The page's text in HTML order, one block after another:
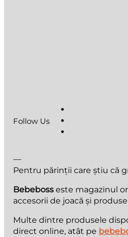
Follow Us
—
Pentru părinții care știu că
Bebeboss este magazinul
accesorii de joacă și
Multe dintre produsele
direct online, atât pe